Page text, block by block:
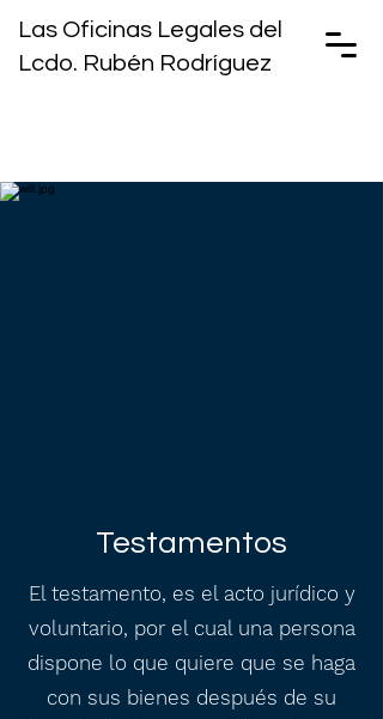
Las Oficinas Legales del
Lcdo. Rubén Rodríguez
Testamentos
El testamento, es el acto jurídico y
voluntario, por el cual una persona
dispone lo que quiere que se haga
con sus bienes después de su